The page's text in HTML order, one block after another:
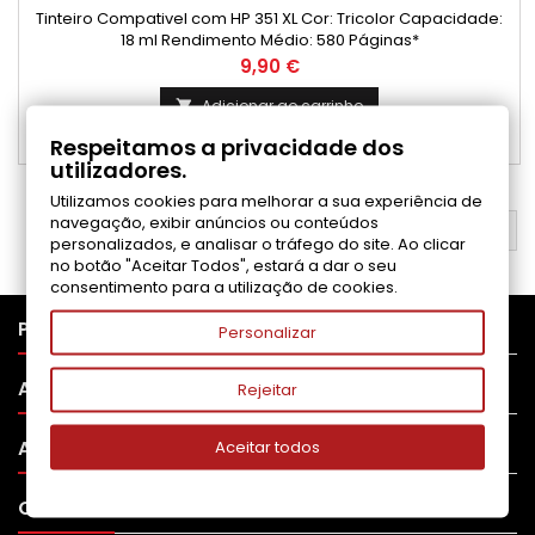
Tinteiro Compativel com HP 351 XL Cor: Tricolor Capacidade:
18 ml Rendimento Médio: 580 Páginas*
Preço
9,90 €
 Adicionar ao carrinho
Disponível
VOLTAR AO TOPO
PRODUTOS
APOIO AO CLIENTE
A SUA CONTA
CONTATO 
Respeitamos a privacidade dos
utilizadores.
Utilizamos cookies para melhorar a sua experiência de
navegação, exibir anúncios ou conteúdos
personalizados, e analisar o tráfego do site. Ao clicar
no botão "Aceitar Todos", estará a dar o seu
consentimento para a utilização de cookies.
Personalizar
Rejeitar
Aceitar todos